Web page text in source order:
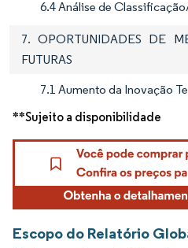
6.4 Análise de
7. OPORTUNIDADES DE
FUTURAS
7.1 Aumento da Inovação
**Sujeito a disponibilidade
Escopo do Relatório